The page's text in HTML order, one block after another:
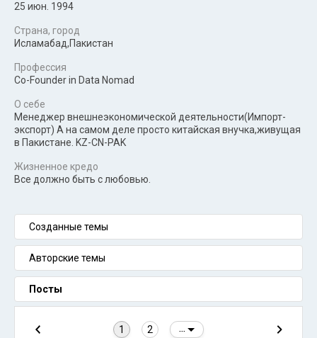
25 июн. 1994
Страна, город
Исламабад,Пакистан
Профессия
Co-Founder in Data Nomad
О себе
Менеджер внешнеэкономической деятельности(Импорт-
экспорт) А на самом деле просто китайская внучка,живущая
в Пакистане. KZ-CN-PAK
Жизненное кредо
Все должно быть с любовью.
Созданные темы
Авторские темы
Посты
1 2